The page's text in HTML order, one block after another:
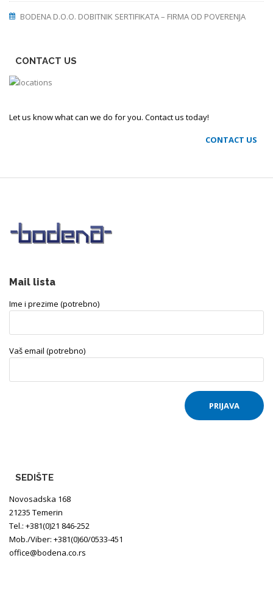
BODENA D.O.O. DOBITNIK SERTIFIKATA – FIRMA OD POVERENJA
CONTACT US
Let us know what can we do for you. Contact us today!
CONTACT US
Mail lista
Ime i prezime (potrebno)
Vaš email (potrebno)
SEDIŠTE
Novosadska 168
21235 Temerin
Tel.: +381(0)21 846-252
Mob./Viber: +381(0)60/0533-451
office@bodena.co.rs